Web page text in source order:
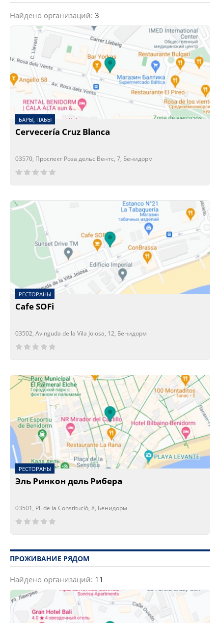
Найдено организаций: 3
БАРЫ, ПАБЫ
Cervecería Cruz Blanca
03570, Проспект Роза дельс Вентс, 7, Бенидорм
Сейчас открыто!
Сейчас закрыто!
РЕСТОРАНЫ
Cafe SOFi
03502, Avinguda de la Vila Joiosa, 12, Бенидорм
Сейчас открыто!
Сейчас закрыто!
РЕСТОРАНЫ
Эль Ринкон дель Рибера
03501, Pl. de la Constitució, 8, Бенидорм
Сейчас открыто!
Сейчас закрыто!
ПРОЖИВАНИЕ РЯДОМ
Найдено организаций: 11